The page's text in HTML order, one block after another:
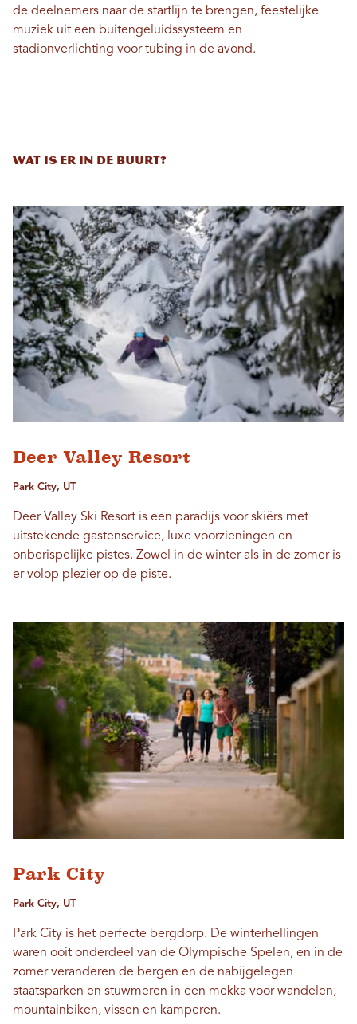
de deelnemers naar de startlijn te brengen, feestelijke
muziek uit een buitengeluidssysteem en
stadionverlichting voor tubing in de avond.
Wat is er in de buurt?
Deer Valley Resort
Park City, UT
Deer Valley Ski Resort is een paradijs voor skiërs met
uitstekende gastenservice, luxe voorzieningen en
onberispelijke pistes. Zowel in de winter als in de zomer is
er volop plezier op de piste.
Park City
Park City, UT
Park City is het perfecte bergdorp. De winterhellingen
waren ooit onderdeel van de Olympische Spelen, en in de
zomer veranderen de bergen en de nabijgelegen
staatsparken en stuwmeren in een mekka voor wandelen,
mountainbiken, vissen en kamperen.